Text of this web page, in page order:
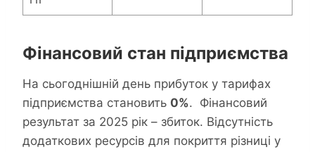
Фінансовий стан підприємства
На сьогоднішній день прибуток у тарифах
підприємства становить 0%. Фінансовий
результат за 2025 рік – збиток. Відсутність
додаткових ресурсів для покриття різниці у